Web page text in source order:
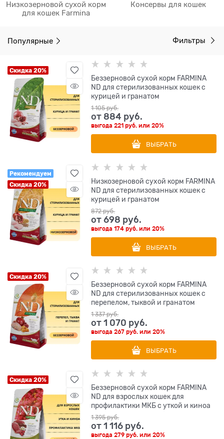
Низкозерновой сухой корм
для кошек Farmina
Консервы для кошек
Популярные Фильтры
Скидка 20%
Беззерновой cухой корм FARMINA
ND для стерилизованных кошек с
курицей и гранатом
1 105 руб.
от 884 руб.
выгода221 руб. или20%
ВЫБРАТЬ
Рекомендуем
Скидка 20%
Низкозерновой cухой корм FARMINA
ND для стерилизованных кошек с
курицей и гранатом
872 руб.
от698 руб.
выгода174 руб. или20%
ВЫБРАТЬ
Скидка 20%
Беззерновой cухой корм FARMINA
ND для стерилизованных кошек с
перепелом, тыквой и гранатом
1 337 руб.
от1 070 руб.
выгода267 руб. или20%
ВЫБРАТЬ
Скидка 20%
Беззерновой cухой корм FARMINA
ND для взрослых кошек для
профилактики МКБ с уткой и киноа
1 395 руб.
от1 116 руб.
выгода279 руб. или20%